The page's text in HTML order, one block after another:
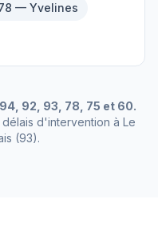
— Yvelines
92, 93, 78, 75 et 60.
d'intervention à Le
(93).